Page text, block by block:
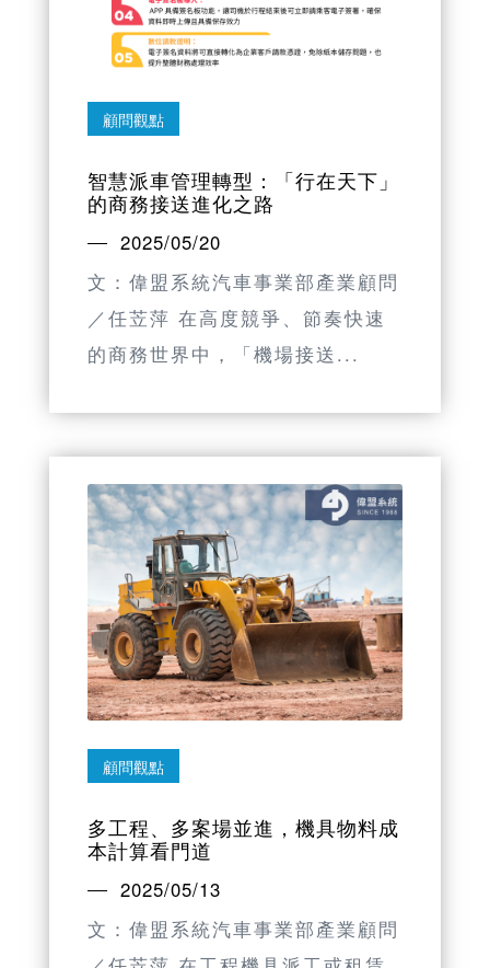
顧問觀點
智慧派車管理轉型：「行在天下」
的商務接送進化之路
2025/05/20
文：偉盟系統汽車事業部產業顧問
／任苙萍 在高度競爭、節奏快速
的商務世界中，「機場接送...
顧問觀點
多工程、多案場並進，機具物料成
本計算看門道
2025/05/13
文：偉盟系統汽車事業部產業顧問